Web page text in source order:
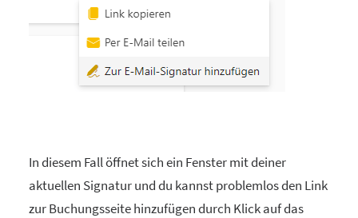
In diesem Fall öffnet sich ein Fenster mit deiner
aktuellen Signatur und du kannst problemlos den Link
zur Buchungsseite hinzufügen durch Klick auf das